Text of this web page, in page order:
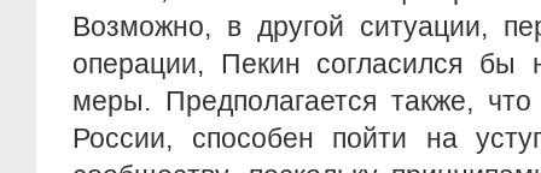
Возможно, в другой ситуации,
операции, Пекин согласился бы
меры. Предполагается также,
России, способен пойти на